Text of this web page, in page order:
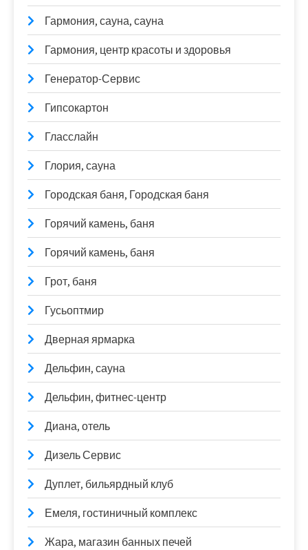
Гармония, сауна, сауна
Гармония, центр красоты и здоровья
Генератор-Сервис
Гипсокартон
Гласслайн
Глория, сауна
Городская баня, Городская баня
Горячий камень, баня
Горячий камень, баня
Грот, баня
Гусьоптмир
Дверная ярмарка
Дельфин, сауна
Дельфин, фитнес-центр
Диана, отель
Дизель Сервис
Дуплет, бильярдный клуб
Емеля, гостиничный комплекс
Жара, магазин банных печей